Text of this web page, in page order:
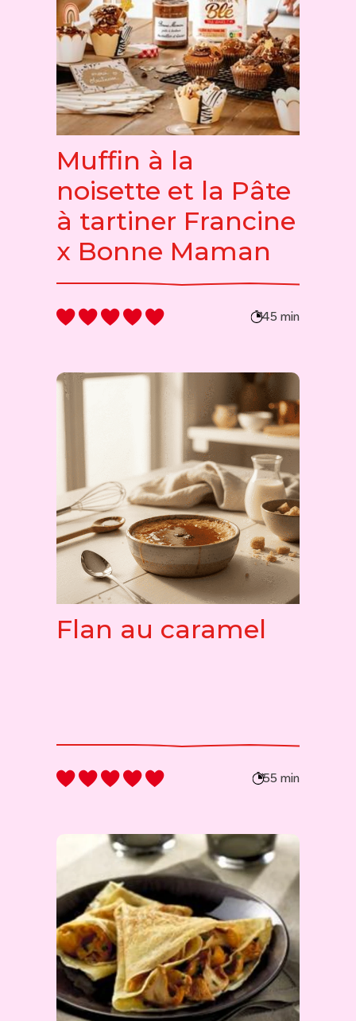
Muffin à la
noisette et la Pâte
à tartiner Francine
x Bonne Maman
45 min
Flan au caramel
55 min